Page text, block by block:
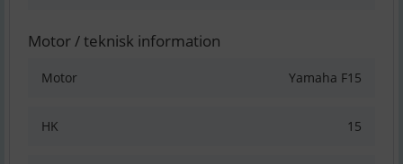
Motor / teknisk information
Motor Yamaha F15
HK 15